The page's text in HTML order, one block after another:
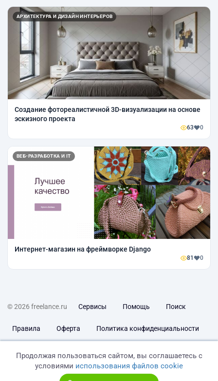
АРХИТЕКТУРА И ДИЗАЙН ИНТЕРЬЕРОВ
Создание фотореалистичной 3D-визуализации на основе
эскизного проекта
63 0
ВЕБ-РАЗРАБОТКА И IT
Интернет-магазин на фреймворке Django
81 0
© 2026 freelance.ru Сервисы Помощь Поиск
Правила Оферта Политика конфиденциальности
Продолжая пользоваться сайтом, вы соглашаетесь с
условиями использования файлов cookie